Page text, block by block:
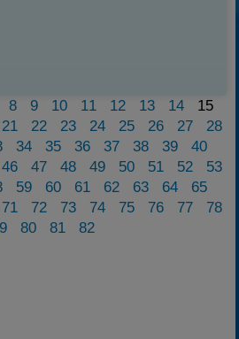
8 9 10 11 12 13 14
15
21 22 23 24 25 26 27
28
34 35 36 37 38 39
40
46 47 48 49 50 51 52
53
59 60 61 62 63 64
65
71 72 73 74 75 76 77
78
80 81 82